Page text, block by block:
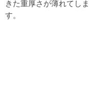
きた重厚さが薄れてし
す。